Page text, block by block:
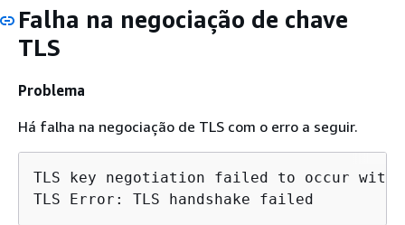
Falha na negociação de chave
TLS
Problema
Há falha na negociação de TLS com o erro a seguir.
TLS key negotiation failed to occur
TLS Error: TLS handshake failed